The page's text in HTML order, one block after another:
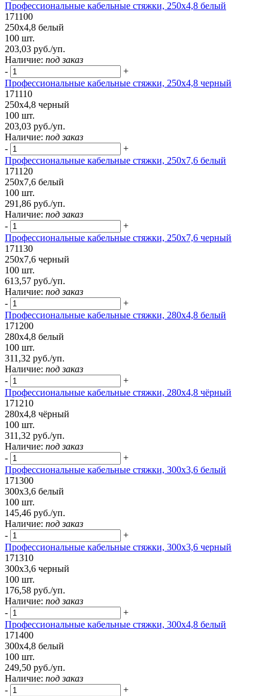
Профессиональные кабельные стяжки, 250х4,8 белый
171100
250х4,8 белый
100 шт.
203,03 руб./уп.
Наличие: под заказ
-
+
Профессиональные кабельные стяжки, 250х4,8 черный
171110
250х4,8 черный
100 шт.
203,03 руб./уп.
Наличие: под заказ
-
+
Профессиональные кабельные стяжки, 250х7,6 белый
171120
250х7,6 белый
100 шт.
291,86 руб./уп.
Наличие: под заказ
-
+
Профессиональные кабельные стяжки, 250х7,6 черный
171130
250х7,6 черный
100 шт.
613,57 руб./уп.
Наличие: под заказ
-
+
Профессиональные кабельные стяжки, 280x4,8 белый
171200
280x4,8 белый
100 шт.
311,32 руб./уп.
Наличие: под заказ
-
+
Профессиональные кабельные стяжки, 280х4,8 чёрный
171210
280х4,8 чёрный
100 шт.
311,32 руб./уп.
Наличие: под заказ
-
+
Профессиональные кабельные стяжки, 300х3,6 белый
171300
300х3,6 белый
100 шт.
145,46 руб./уп.
Наличие: под заказ
-
+
Профессиональные кабельные стяжки, 300х3,6 черный
171310
300х3,6 черный
100 шт.
176,58 руб./уп.
Наличие: под заказ
-
+
Профессиональные кабельные стяжки, 300х4,8 белый
171400
300х4,8 белый
100 шт.
249,50 руб./уп.
Наличие: под заказ
-
+